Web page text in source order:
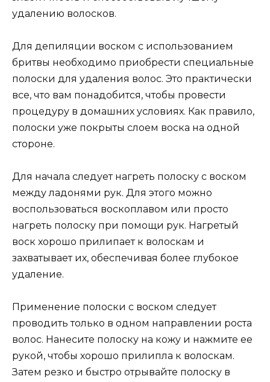
удалению волосков.
Для депиляции воском с использованием
бритвы необходимо приобрести специальные
полоски для удаления волос. Это практически
все, что вам понадобится, чтобы провести
процедуру в домашних условиях. Как правило,
полоски уже покрыты слоем воска на одной
стороне.
Для начала следует нагреть полоску с воском
между ладонями рук. Для этого можно
воспользоваться воскоплавом или просто
нагреть полоску при помощи рук. Нагретый
воск хорошо прилипает к волоскам и
захватывает их, обеспечивая более глубокое
удаление.
Применение полоски с воском следует
проводить только в одном направлении роста
волос. Нанесите полоску на кожу и нажмите ее
рукой, чтобы хорошо прилипла к волоскам.
Затем резко и быстро отрывайте полоску в